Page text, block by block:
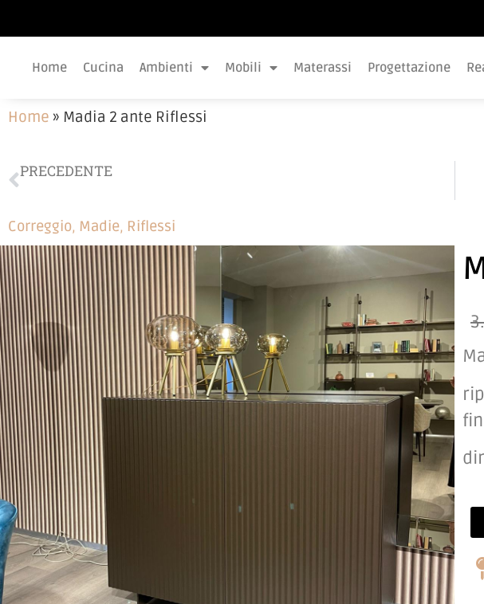
Home Cucina Ambienti Mobili Materassi Progettazione
Home » Madia 2 ante Riflessi
PRECEDENTE
Correggio, Madie, Riflessi